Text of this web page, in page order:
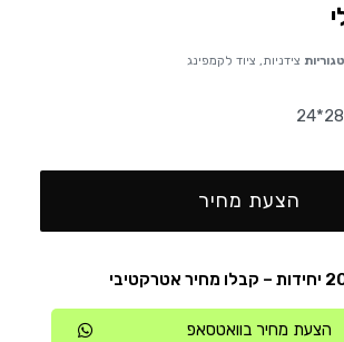
צידניות, ציוד לקמפינג
הצעת מחיר
הצעת מחיר בוואטסאפ